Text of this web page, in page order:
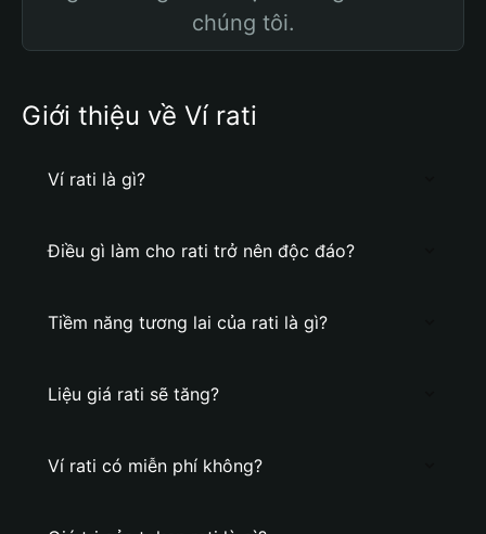
chúng tôi.
Giới thiệu về Ví rati
Ví rati là gì?
Điều gì làm cho rati trở nên độc đáo?
Tiềm năng tương lai của rati là gì?
Liệu giá rati sẽ tăng?
Ví rati có miễn phí không?